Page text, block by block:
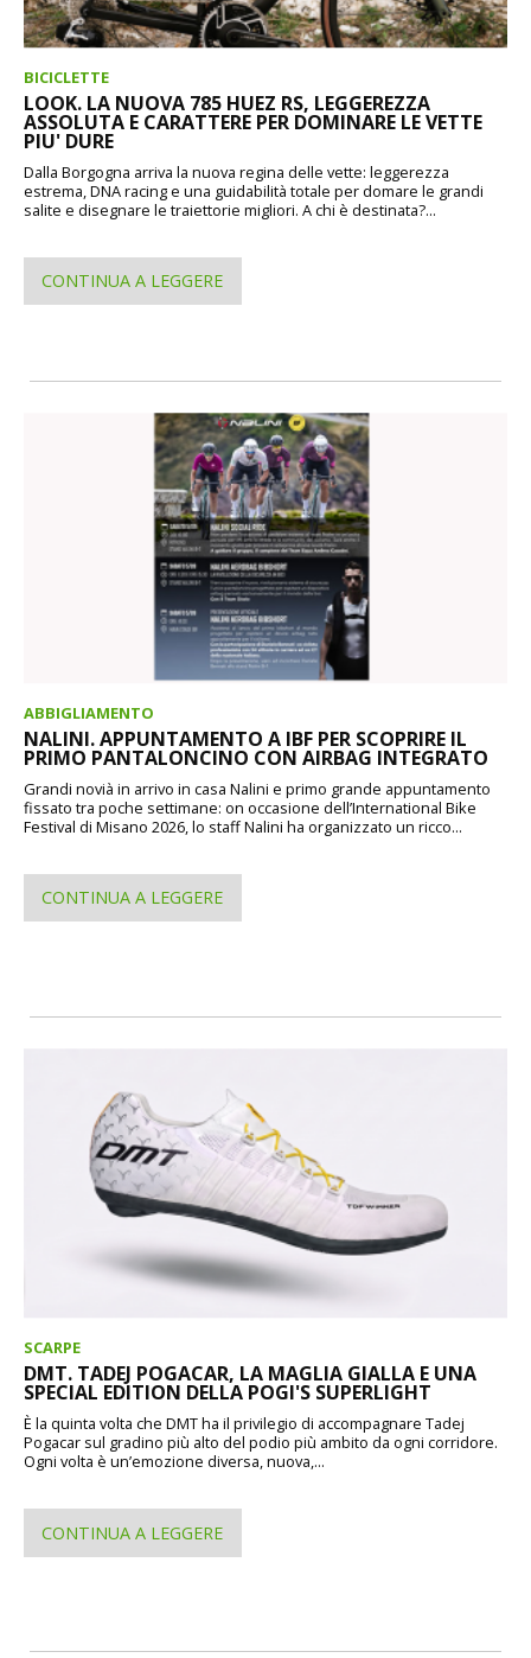
BICICLETTE
LOOK. LA NUOVA 785 HUEZ RS, LEGGEREZZA
ASSOLUTA E CARATTERE PER DOMINARE LE VETTE
PIU' DURE
Dalla Borgogna arriva la nuova regina delle vette: leggerezza
estrema, DNA racing e una guidabilità totale per domare le grandi
salite e disegnare le traiettorie migliori. A chi è destinata?...
CONTINUA A LEGGERE
ABBIGLIAMENTO
NALINI. APPUNTAMENTO A IBF PER SCOPRIRE IL
PRIMO PANTALONCINO CON AIRBAG INTEGRATO
Grandi novià in arrivo in casa Nalini e primo grande appuntamento
fissato tra poche settimane: on occasione dell’International Bike
Festival di Misano 2026, lo staff Nalini ha organizzato un ricco...
CONTINUA A LEGGERE
SCARPE
DMT. TADEJ POGACAR, LA MAGLIA GIALLA E UNA
SPECIAL EDITION DELLA POGI'S SUPERLIGHT
È la quinta volta che DMT ha il privilegio di accompagnare Tadej
Pogacar sul gradino più alto del podio più ambito da ogni corridore.
Ogni volta è un’emozione diversa, nuova,...
CONTINUA A LEGGERE